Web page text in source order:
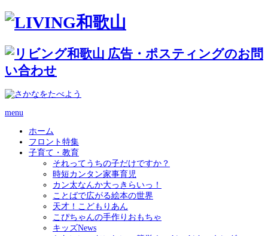
menu
ホーム
フロント特集
子育て・教育
それってうちの子だけですか？
時短カンタン家事育児
カン太なんか大っきらいっ！
ことばで広がる絵本の世界
天才！こどもりあん
こぴちゃんの手作りおもちゃ
キッズNews